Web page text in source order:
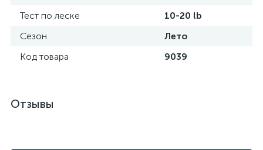
Тест по леске
10-20 lb
Сезон
Лето
Код товара
9039
Отзывы